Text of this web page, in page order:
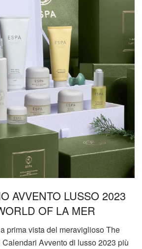
AVVENTO LUSSO 2023
OF LA MER
prima vista del meraviglioso The
Calendari Avvento di lusso 2023 più